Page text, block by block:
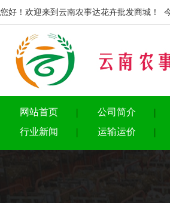
您好！欢迎来到云南农事达花卉批发商城！
网站首页 公司简介
行业新闻
运输运价